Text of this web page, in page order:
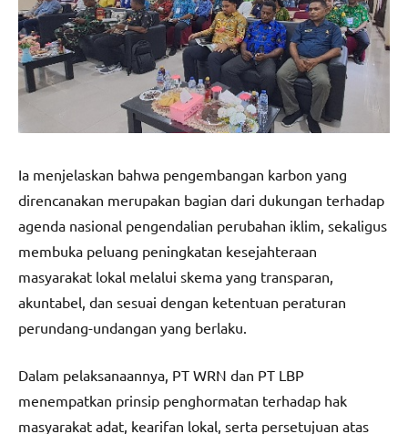
Ia menjelaskan bahwa pengembangan karbon yang
direncanakan merupakan bagian dari dukungan terhadap
agenda nasional pengendalian perubahan iklim, sekaligus
membuka peluang peningkatan kesejahteraan
masyarakat lokal melalui skema yang transparan,
akuntabel, dan sesuai dengan ketentuan peraturan
perundang-undangan yang berlaku.
Dalam pelaksanaannya, PT WRN dan PT LBP
menempatkan prinsip penghormatan terhadap hak
masyarakat adat, kearifan lokal, serta persetujuan atas